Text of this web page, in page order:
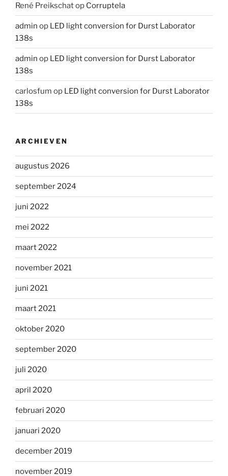
René Preikschatop Corruptela
admin op LED light conversion for Durst Laborator
138s
admin op LED light conversion for Durst Laborator
138s
carlosfum op LED light conversion for Durst Laborator
138s
ARCHIEVEN
augustus 2026
september 2024
juni 2022
mei 2022
maart 2022
november 2021
juni 2021
maart 2021
oktober 2020
september 2020
juli 2020
april 2020
februari 2020
januari 2020
december 2019
november 2019